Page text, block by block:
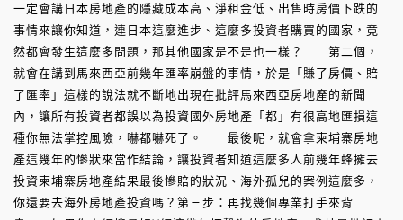
一定會講日本房地產的隱藏成本高、淨租金低、出售時房價下跌的
事情來讓你知道，連日本這麼進步、這麼多投資者購買的國家，竟
然都會發生這麼多問題，那其他國家是不是也一樣？ 第二個，
就會在講到馬來西亞前幾年匯率崩盤的事情，於是「賺了房價、賠
了匯率」這樣的說法就不斷地出現在批評馬來西亞房地產的新聞
內，讓所有投資者都誤以為投資國外房地產「都」有很高地匯損這
種你無法掌控風險，嚇都嚇死了。 最後呢，就會拿柬埔寨房地
產這幾年的慘狀來當作結論，讓投資者知道這麼多人前幾年蜂擁去
投資柬埔寨房地產結果最後慘賠的狀況、海外孤兒的案例這麼多，
你還要去海外房地產投資嗎？第三步：再找幾個專業打手來背